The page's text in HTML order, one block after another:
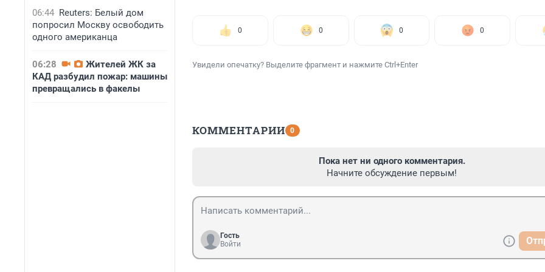
06:44 Reuters: Белый дом
попросил Москву освободить
одного американца
06:28
Жителей ЖК за
КАД разбудил пожар: машины
превращались в факелы
0 0 0 0
Увидели опечатку? Выделите фрагмент и нажмите Ctrl+Enter
КОММЕНТАРИИ 0
Пока нет ни одного комментария.
Начните обсуждение первым!
Гость
Войти